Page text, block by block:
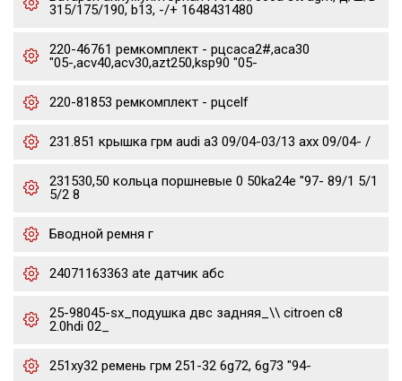
315/175/190, b13, -/+ 1648431480
220-46761 ремкомплект - рцсaca2#,aca30
"05-,acv40,acv30,azt250,ksp90 "05-
220-81853 ремкомплект - рцсelf
231.851 крышка грм audi a3 09/04-03/13 axx 09/04- /
231530,50 кольца поршневые 0 50ka24e "97- 89/1 5/1
5/2 8
Бводной ремня г
24071163363 ate датчик абс
25-98045-sx_подушка двс задняя_\\ citroen c8
2.0hdi 02_
251xy32 ремень грм 251-32 6g72, 6g73 "94-